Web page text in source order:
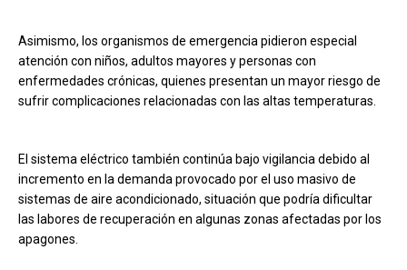
Asimismo, los organismos de emergencia pidieron especial
atención con niños, adultos mayores y personas con
enfermedades crónicas, quienes presentan un mayor riesgo de
sufrir complicaciones relacionadas con las altas temperaturas.
El sistema eléctrico también continúa bajo vigilancia debido al
incremento en la demanda provocado por el uso masivo de
sistemas de aire acondicionado, situación que podría dificultar
las labores de recuperación en algunas zonas afectadas por los
apagones.